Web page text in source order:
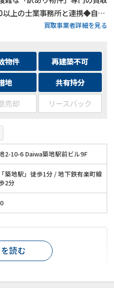
上の士業事務所と連携◆自己
査を待たず最短即日で決済可能
らの相談実績も多数
買取事業者詳細を見る
物件
再建築不可
地
共有持分
売却 リースバック
2-10-6 Daiwa築地駅前ビル9F
築地駅」徒歩1分 / 地下鉄有楽町線
2分
面談可能
レスポンスが早い
読む